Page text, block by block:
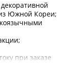
Южной Кореи;
при заказе
сумму